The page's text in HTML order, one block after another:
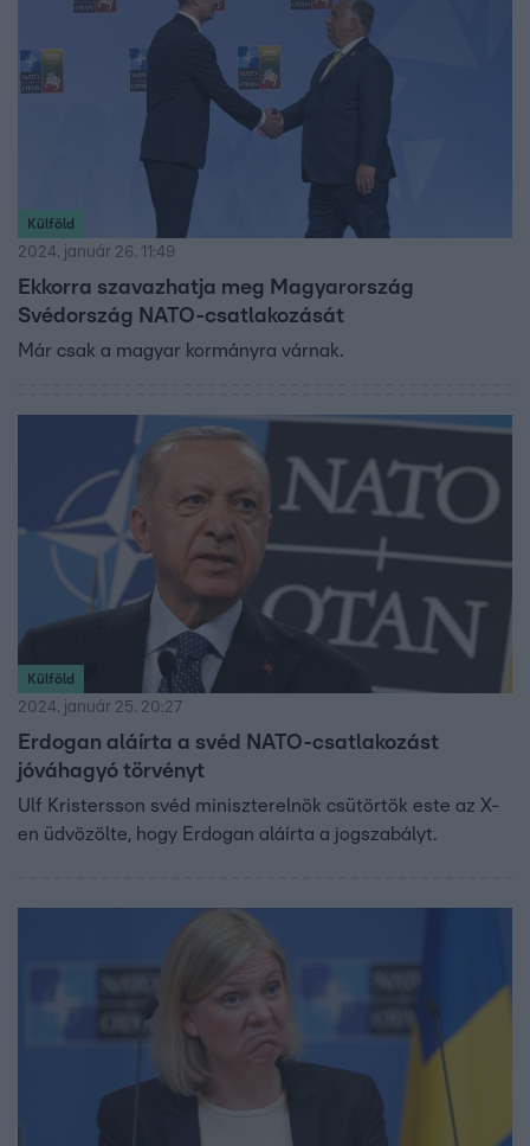
Külföld
2024. január 26. 11:49
Ekkorra szavazhatja meg Magyarország
Svédország NATO-csatlakozását
Már csak a magyar kormányra várnak.
Külföld
2024. január 25. 20:27
Erdogan aláírta a svéd NATO-csatlakozást
jóváhagyó törvényt
Ulf Kristersson svéd miniszterelnök csütörtök este az X-
en üdvözölte, hogy Erdogan aláírta a jogszabályt.